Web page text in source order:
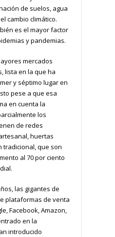
de suelos, agua
cambio climático.
es el mayor factor
y pandemias.
mercados
lista en la que ha
y séptimo lugar en
pese a que esa
en cuenta la
los
de redes
huertas
tradicional, que son
al 70 por ciento
las gigantes de
plataformas de venta
Facebook, Amazon,
en la
introducido